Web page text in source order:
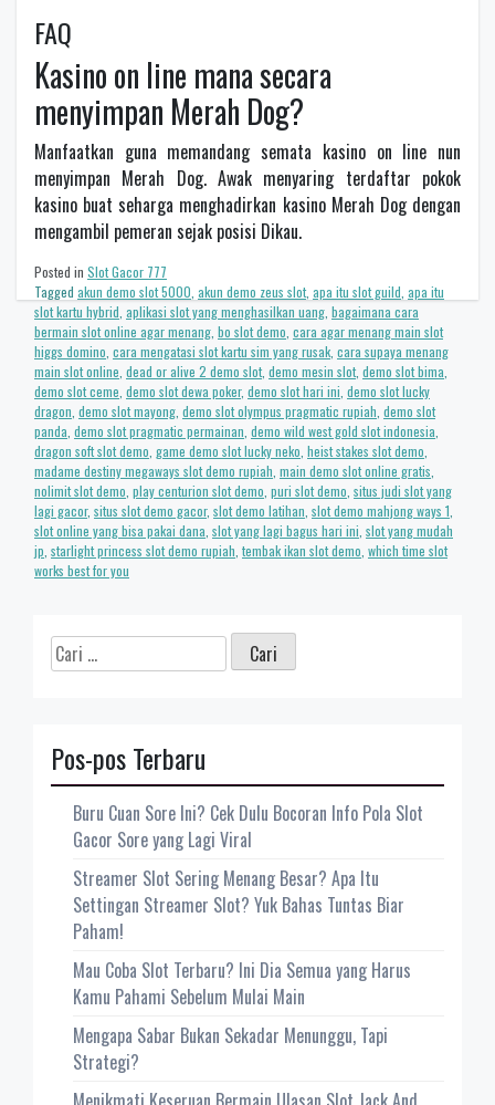
FAQ
Kasino on line mana secara
menyimpan Merah Dog?
Manfaatkan guna memandang semata kasino on line nun
menyimpan Merah Dog. Awak menyaring terdaftar pokok
kasino buat seharga menghadirkan kasino Merah Dog dengan
mengambil pemeran sejak posisi Dikau.
Posted in Slot Gacor 777
Tagged akun demo slot 5000 akun demo zeus slot, apa itu slot guild apa itu
slot kartu hybrid aplikasi slot yang menghasilkan uang bagaimana cara
bermain slot online agar menang bo slot demo cara agar menang main slot
higgs domino cara mengatasi slot kartu sim yang rusak cara supaya menang
main slot online dead or alive 2 demo slot, demo mesin slot, demo slot bima
demo slot ceme demo slot dewa poker, demo slot hari ini demo slot lucky
dragon demo slot mayong demo slot olympus pragmatic rupiah demo slot
panda demo slot pragmatic permainan demo wild west gold slot indonesia
dragon soft slot demo game demo slot lucky neko heist stakes slot demo
madame destiny megaways slot demo rupiah main demo slot online gratis
nolimit slot demo play centurion slot demo puri slot demo situs judi slot yang
lagi gacor, situs slot demo gacor, slot demo latihan slot demo mahjong ways 1
slot online yang bisa pakai dana slot yang lagi bagus hari ini slot yang mudah
jp starlight princess slot demo rupiah tembak ikan slot demo which time slot
works best for you
Cari
untuk:
Pos-pos Terbaru
Buru Cuan Sore Ini? Cek Dulu Bocoran Info Pola Slot
Gacor Sore yang Lagi Viral
Streamer Slot Sering Menang Besar? Apa Itu
Settingan Streamer Slot? Yuk Bahas Tuntas Biar
Paham!
Mau Coba Slot Terbaru? Ini Dia Semua yang Harus
Kamu Pahami Sebelum Mulai Main
Mengapa Sabar Bukan Sekadar Menunggu, Tapi
Strategi?